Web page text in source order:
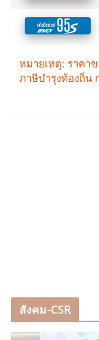
สังคม-CSR